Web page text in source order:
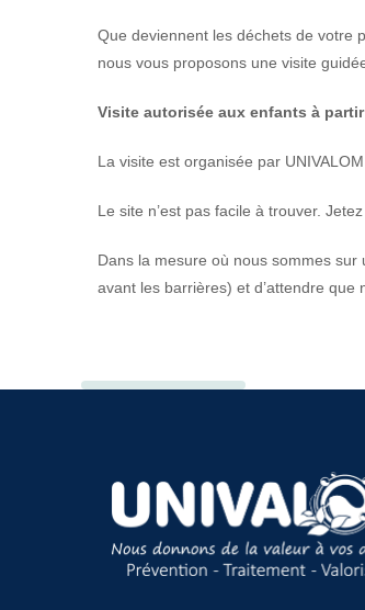
Que deviennent les déchets de votre
nous vous proposons une visite
Visite autorisée aux enfants à
La visite est organisée par
Le site n’est pas facile à trouver.
Dans la mesure où nous sommes
avant les barrières) et d’attendre que